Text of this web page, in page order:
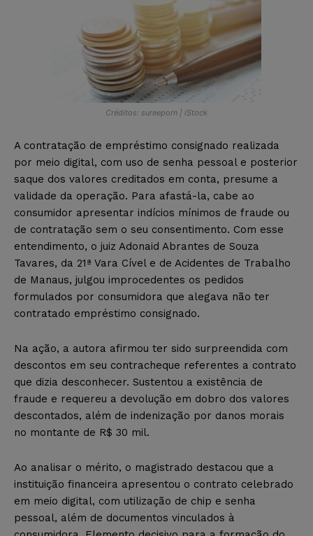
Créditos: sureeporn | iStock
A contratação de empréstimo consignado realizada
por meio digital, com uso de senha pessoal e posterior
saque dos valores creditados em conta, presume a
validade da operação. Para afastá-la, cabe ao
consumidor apresentar indícios mínimos de fraude ou
de contratação sem o seu consentimento. Com esse
entendimento, o juiz Adonaid Abrantes de Souza
Tavares, da 21ª Vara Cível e de Acidentes de Trabalho
de Manaus, julgou improcedentes os pedidos
formulados por consumidora que alegava não ter
contratado empréstimo consignado.
Na ação, a autora afirmou ter sido surpreendida com
descontos em seu contracheque referentes a contrato
que dizia desconhecer. Sustentou a existência de
fraude e requereu a devolução em dobro dos valores
descontados, além de indenização por danos morais
no montante de R$ 30 mil.
Ao analisar o mérito, o magistrado destacou que a
instituição financeira apresentou o contrato celebrado
em meio digital, com utilização de chip e senha
pessoal, além de documentos vinculados à